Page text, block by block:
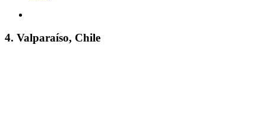
4. Valparaíso, Chile